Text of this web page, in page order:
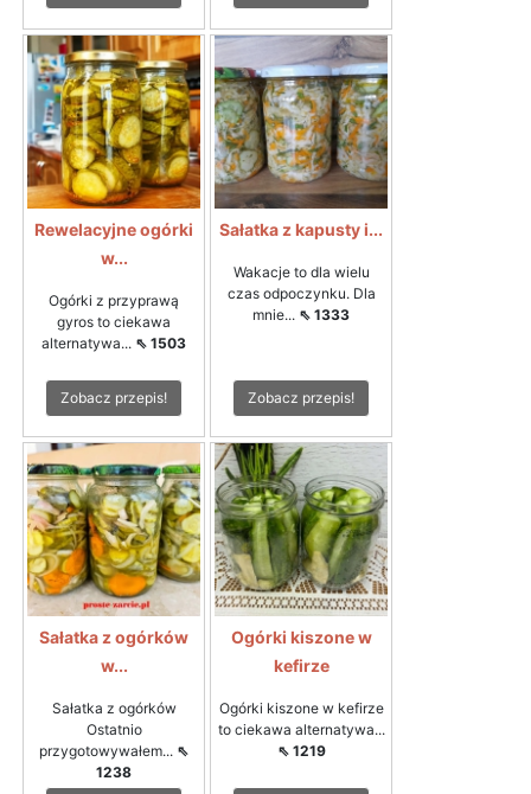
Rewelacyjne ogórki
w...
Ogórki z przyprawą
gyros to ciekawa
alternatywa... ⇖ 1503
Zobacz przepis!
Sałatka z kapusty i...
Wakacje to dla wielu
czas odpoczynku. Dla
mnie... ⇖ 1333
Zobacz przepis!
Sałatka z ogórków
w...
Sałatka z ogórków
Ostatnio
przygotowywałem... ⇖
1238
Ogórki kiszone w
kefirze
Ogórki kiszone w kefirze
to ciekawa alternatywa...
⇖ 1219